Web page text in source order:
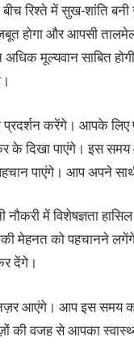
रिश्‍ते में सुख-शांति बनी
होगा और आपसी
मूल्‍यवान साबित
प्रदर्शन करेंगे। आपके
के दिखा पाएंगे। इस
पाएंगे। आप अपने
में विशेषज्ञता
मेहनत को पहचानने
देंगे।
आएंगे। आप इस समय
वजह से आपका स्‍वास्‍थ्‍य